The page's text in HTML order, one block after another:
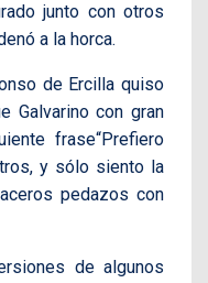
junto con otros
a la horca.
de Ercilla quiso
Galvarino con gran
frase“Prefiero
y sólo siento la
pedazos con
de algunos